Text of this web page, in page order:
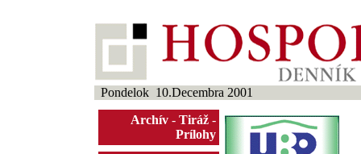
Pondelok 10.Decembra 2001
Archív - Tiráž -
Prílohy